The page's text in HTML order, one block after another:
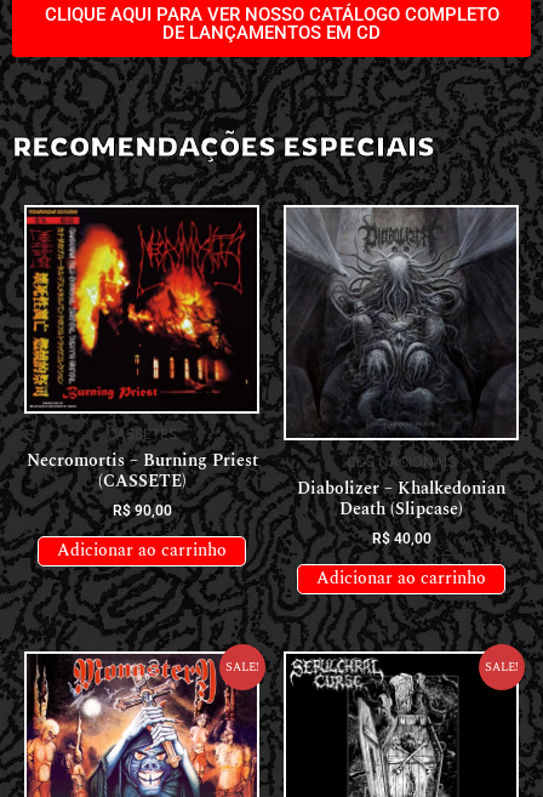
CLIQUE AQUI PARA VER NOSSO CATÁLOGO COMPLETO
DE LANÇAMENTOS EM CD
RECOMENDAÇÕES ESPECIAIS
CASSETES
Necromortis – Burning Priest
(CASSETE)
R$90,00
Adicionar ao carrinho
CDS NACIONAIS
Diabolizer – Khalkedonian
Death (Slipcase)
R$40,00
Adicionar ao carrinho
Sale! Sale!